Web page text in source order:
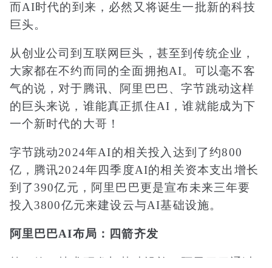
而AI时代的到来，必然又将诞生一批新的科技
巨头。
从创业公司到互联网巨头，甚至到传统企业，
大家都在不约而同的全面拥抱AI。可以毫不客
气的说，对于腾讯、阿里巴巴、字节跳动这样
的巨头来说，谁能真正抓住AI，谁就能成为下
一个新时代的大哥！
字节跳动2024年AI的相关投入达到了约800
亿，腾讯2024年四季度AI的相关资本支出增长
到了390亿元，阿里巴巴更是宣布未来三年要
投入3800亿元来建设云与AI基础设施。
阿里巴巴AI布局：四箭齐发